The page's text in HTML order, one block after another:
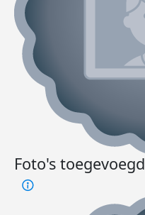
Foto's toegevoegd